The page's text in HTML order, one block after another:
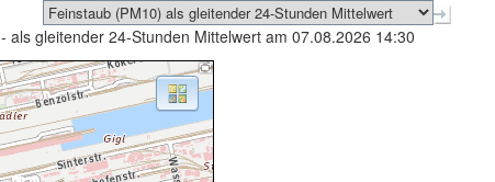
- als gleitender 24-Stunden Mittelwert am 07.08.2026 14:30